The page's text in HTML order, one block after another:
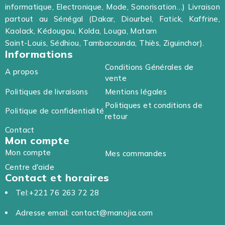
informatique, Electronique, Mode, Sonorisation…) Livraison
partout au Sénégal (Dakar, Diourbel, Fatick, Kaffrine,
Kaolack, Kédougou, Kolda, Louga, Matam
Saint-Louis, Sédhiou, Tambacounda, Thiès, Ziguinchor).
Informations
A propos
Conditions Générales de
vente
Politiques de livraisons
Mentions légales
Politique de confidentialité
Politiques et conditions de
retour
Contact
Mon compte
Mon compte
Mes commandes
Centre d'aide
Contact et horaires
Tel:+221 76 263 72 28
Adresse email: contact@manojia.com